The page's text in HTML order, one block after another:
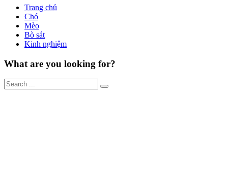
Trang chủ
Chó
Mèo
Bò sát
Kinh nghiệm
What are you looking for?